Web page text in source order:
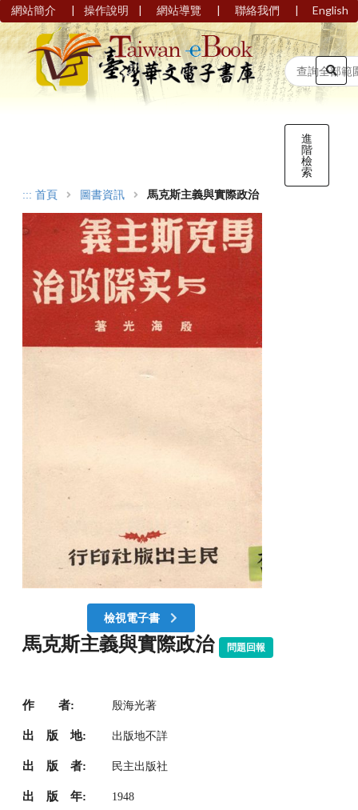
網站簡介 | 操作說明 | 網站導覽 | 聯絡我們 | English
進
階
檢
索
::: 首頁 圖書資訊 馬克斯主義與實際政治
檢視電子書
馬克斯主義與實際政治 問題回報
作 者: 殷海光著
出 版 地: 出版地不詳
出 版 者: 民主出版社
出 版 年: 1948